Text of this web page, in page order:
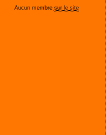
Aucun membre sur le site